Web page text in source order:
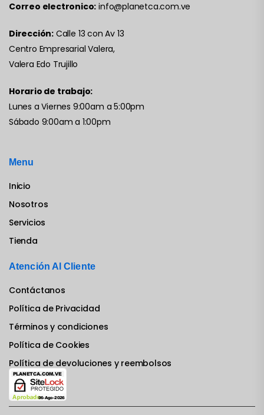
Correo electronico: info@planetca.com.ve
Dirección: Calle 13 con Av 13
Centro Empresarial Valera,
Valera Edo Trujillo
Horario de trabajo:
Lunes a Viernes 9:00am a 5:00pm
Sábado 9:00am a 1:00pm
Menu
Inicio
Nosotros
Servicios
Tienda
Atención Al Cliente
Contáctanos
Política de Privacidad
Términos y condiciones
Política de Cookies
Política de devoluciones y reembolsos